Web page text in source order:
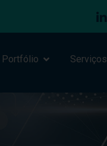
Portfólio Serviços